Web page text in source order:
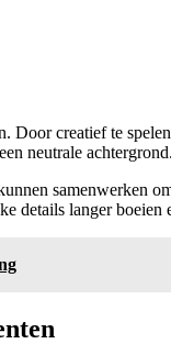
creatief te
neutrale achtergrond.
samenwerken
details langer